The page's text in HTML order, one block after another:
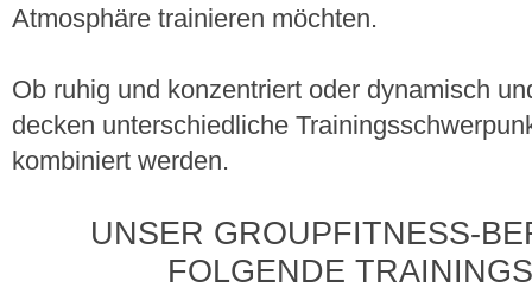
Atmosphäre trainieren möchten.
Ob ruhig und konzentriert oder dynamisch
decken unterschiedliche
kombiniert werden.
UNSER GROUPFITNESS-
FOLGENDE